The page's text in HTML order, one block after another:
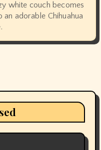
white couch becomes
an adorable Chihuahua